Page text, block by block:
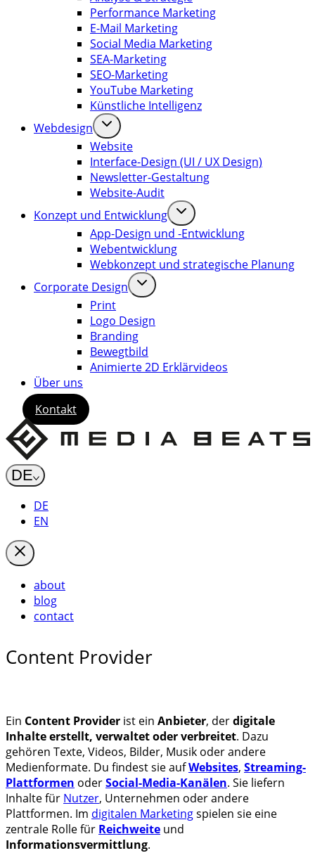
Performance Marketing
E-Mail Marketing
Social Media Marketing
SEA-Marketing
SEO-Marketing
YouTube Marketing
Künstliche Intelligenz
Webdesign
Website
Interface-Design (UI / UX Design)
Newsletter-Gestaltung
Website-Audit
Konzept und Entwicklung
App-Design und -Entwicklung
Webentwicklung
Webkonzept und strategische Planung
Corporate Design
Print
Logo Design
Branding
Bewegtbild
Animierte 2D Erklärvideos
Über uns
Kontakt
DE
DE
EN
about
blog
contact
Content Provider
Ein Content Provider ist ein Anbieter, derdigitale
Inhalte erstellt, verwaltet oder verbreitet. Dazu
gehören Texte, Videos, Bilder, Musik oder andere
Medienformate. Du findest sie aufWebsites, Streaming-
Plattformen oderSocial-Media-Kanälen. Sie liefern
Inhalte für Nutzer, Unternehmen oder andere
Plattformen. Im digitalen Marketingspielen sie eine
zentrale Rolle für Reichweite und
Informationsvermittlung.